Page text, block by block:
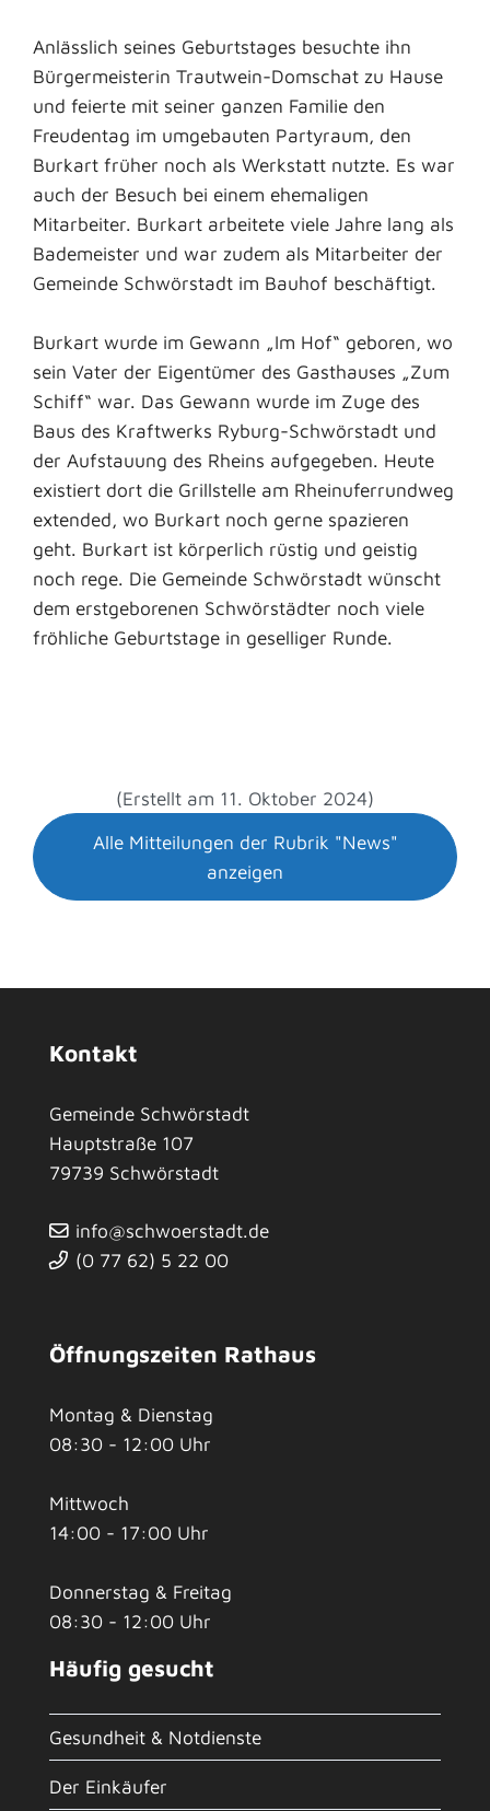
Anlässlich seines Geburtstages besuchte ihn
Bürgermeisterin Trautwein-Domschat zu Hause
und feierte mit seiner ganzen Familie den
Freudentag im umgebauten Partyraum, den
Burkart früher noch als Werkstatt nutzte. Es war
auch der Besuch bei einem ehemaligen
Mitarbeiter. Burkart arbeitete viele Jahre lang als
Bademeister und war zudem als Mitarbeiter der
Gemeinde Schwörstadt im Bauhof beschäftigt.
Burkart wurde im Gewann „Im Hof“ geboren, wo
sein Vater der Eigentümer des Gasthauses „Zum
Schiff“ war. Das Gewann wurde im Zuge des
Baus des Kraftwerks Ryburg-Schwörstadt und
der Aufstauung des Rheins aufgegeben. Heute
existiert dort die Grillstelle am Rheinuferrundweg
extended, wo Burkart noch gerne spazieren
geht. Burkart ist körperlich rüstig und geistig
noch rege. Die Gemeinde Schwörstadt wünscht
dem erstgeborenen Schwörstädter noch viele
fröhliche Geburtstage in geselliger Runde.
(Erstellt am 11. Oktober 2024)
Alle Mitteilungen der Rubrik "News"
anzeigen
Kontakt
Gemeinde Schwörstadt
Hauptstraße 107
79739 Schwörstadt
info@schwoerstadt.de
(0 77 62) 5 22 00
Öffnungszeiten Rathaus
Montag & Dienstag
08:30 - 12:00 Uhr
Mittwoch
14:00 - 17:00 Uhr
Donnerstag & Freitag
08:30 - 12:00 Uhr
Häufig gesucht
Gesundheit & Notdienste
Der Einkäufer